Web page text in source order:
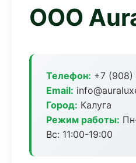
ООО
Телефон: +7
Email:
Город: Калуга
Режим работы:
Вс: 11:00-19:00